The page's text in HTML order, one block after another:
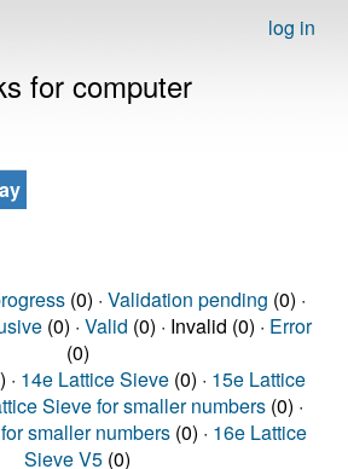
log in
for computer
(0) · Validation pending (0) ·
(0) · Valid (0) · Invalid (0) · Error
(0)
14e Lattice Sieve (0) · 15e Lattice
Sieve for smaller numbers (0) ·
smaller numbers (0) · 16e Lattice
Sieve V5 (0)